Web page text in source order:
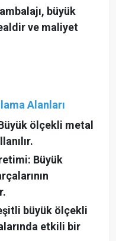
büyük
ve maliyet
Alanları
ölçekli metal
Büyük
büyük ölçekli
etkili bir